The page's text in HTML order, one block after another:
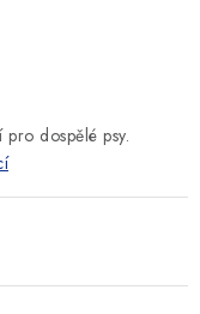
dospělé psy.